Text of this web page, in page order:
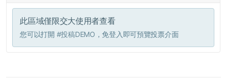
此區域僅限交大使用者查看
您可以打開 #投稿DEMO ，免登入即可預覽投票介面